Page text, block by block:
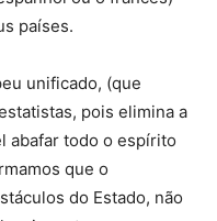
países.
unificado, (que
pois elimina a
abafar todo o espírito
que o
do Estado, não